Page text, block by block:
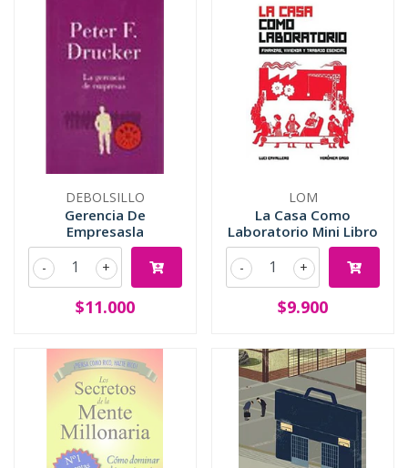
DEBOLSILLO
Gerencia De
Empresasla
+
-
$11.000
LOM
La Casa Como
Laboratorio Mini Libro
+
-
$9.900